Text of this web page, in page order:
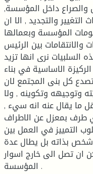
والصراع داخل المؤسسة,
والتجديد , الا ان
المؤسسة وبعمالها
والانتقامات بين الرئيس
نرى انها تزيد
الاساسية في بناء
كل بنى المجتمع لان
وتوجيهه وتكوينه , ولا
ما يقال عنه انه سيء ,
طرف بمعزل عن الاطراف
التمييز في العمل بين
بذاته بل يطال عدة
ان تصل الى خارج اسوار
المؤسسة .